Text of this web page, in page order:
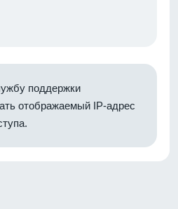
поддержки
отображаемый IP-адрес